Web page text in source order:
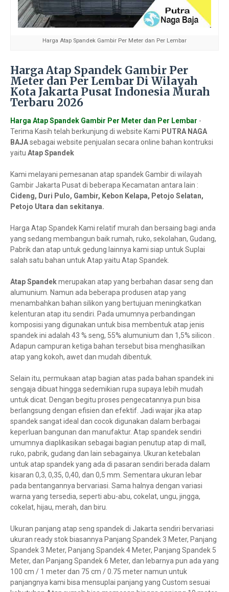
Harga Atap Spandek Gambir Per Meter dan Per Lembar
Harga Atap Spandek Gambir Per
Meter dan Per Lembar Di Wilayah
Kota Jakarta Pusat Indonesia Murah
Terbaru 2026
Harga Atap Spandek Gambir Per Meter dan Per Lembar -
Terima Kasih telah berkunjung di website Kami PUTRA NAGA
BAJAsebagai website penjualan secara online bahan kontruksi
yaitu Atap Spandek
Kami melayani pemesanan atap spandek Gambir di wilayah
Gambir Jakarta Pusat di beberapa Kecamatan antara lain :
Cideng, Duri Pulo, Gambir, Kebon Kelapa, Petojo Selatan,
Petojo Utara dan sekitanya.
Harga Atap Spandek Kami relatif murah dan bersaing bagi anda
yang sedang membangun baik rumah, ruko, sekolahan, Gudang,
Pabrik dan atap untuk gedung lainnya kami siap untuk Suplai
salah satu bahan untuk Atap yaitu Atap Spandek.
Atap Spandekmerupakan atap yang berbahan dasar seng dan
alumunium. Namun ada beberapa produsen atap yang
menambahkan bahan silikon yang bertujuan meningkatkan
kelenturan atap itu sendiri. Pada umumnya perbandingan
komposisi yang digunakan untuk bisa membentuk atap jenis
spandek ini adalah 43 % seng, 55% alumunium dan 1,5% silicon .
Adapun campuran ketiga bahan tersebut bisa menghasilkan
atap yang kokoh, awet dan mudah dibentuk.
Selain itu, permukaan atap bagian atas pada bahan spandek ini
sengaja dibuat hingga sedemikian rupa supaya lebih mudah
untuk dicat. Dengan begitu proses pengecatannya pun bisa
berlangsung dengan efisien dan efektif. Jadi wajar jika atap
spandek sangat ideal dan cocok digunakan dalam berbagai
keperluan bangunan dan manufaktur. Atap spandek sendiri
umumnya diaplikasikan sebagai bagian penutup atap di mall,
ruko, pabrik, gudang dan lain sebagainya. Ukuran ketebalan
untuk atap spandek yang ada di pasaran sendiri berada dalam
kisaran 0,3, 0,35, 0,40, dan 0,5 mm. Sementara ukuran lebar
pada bentangannya bervariasi. Sama halnya dengan variasi
warna yang tersedia, seperti abu-abu, cokelat, ungu, jingga,
cokelat, hijau, merah, dan biru.
Ukuran panjang atap seng spandek di Jakarta sendiri bervariasi
ukuran ready stok biasannya Panjang Spandek 3 Meter, Panjang
Spandek 3 Meter, Panjang Spandek 4 Meter, Panjang Spandek 5
Meter, dan Panjang Spandek 6 Meter, dan lebarnya pun ada yang
100 cm / 1 meter dan 75 cm / 0.75 meter namun untuk
panjangnya kami bisa mensuplai panjang yang Custom sesuai